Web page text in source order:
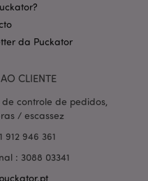
da Puckator
CLIENTE
controle de pedidos,
/ escassez
912 946 361
: 3088 03341
PHP.net
de Privacidade da